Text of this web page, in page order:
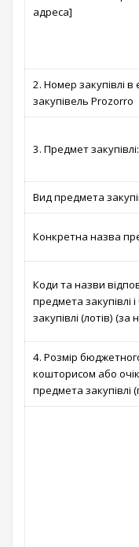
адреса]
2. Номер закупівлі в
закупівель Prozorro
3. Предмет закупівлі:
Вид предмета
Конкретна назва
Коди та назви
предмета закупівлі
закупівлі (лотів) (за
4. Розмір
кошторисом або
предмета закупівлі